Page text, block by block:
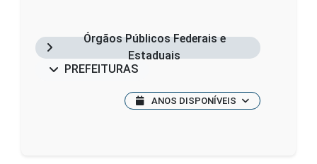
Órgãos Públicos Federais e
Estaduais
PREFEITURAS
ANOS DISPONÍVEIS